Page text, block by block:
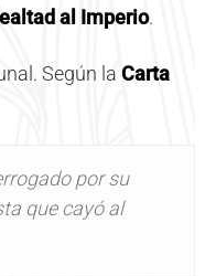
al Imperio.
Según la Carta
por su
que cayó al